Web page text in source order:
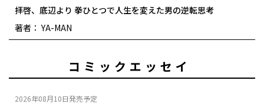
拝啓、底辺より 拳ひとつで人生を変えた男の逆転思考
著者： YA-MAN
コミックエッセイ
2026年08月10日発売予定